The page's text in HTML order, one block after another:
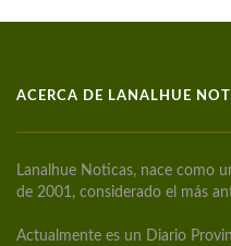
ACERCA DE LANALHUE
Lanalhue Noticas, nace como
de 2001, considerado el más
Actualmente es un Diario